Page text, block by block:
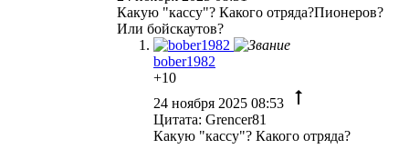
Какую "кассу"? Какого отряда?Пионеров?
Или бойскаутов?
bober1982
+10
24 ноября 2025 08:53
Цитата: Grencer81
Какую "кассу"? Какого отряда?